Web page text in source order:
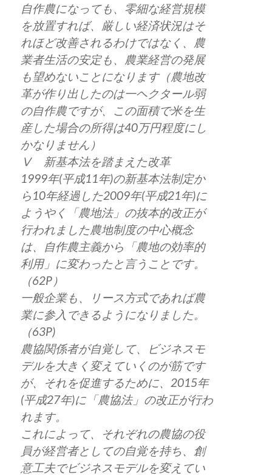
自作農になっても、零細な経営規模
を放置すれば、厳しい経済状況はそ
れほど改善されるわけではなく、農
業者生活の安定も、農業経営の発展
も望めないことになります（農地改
革が作り出したのは一ヘクタール弱
の自作農ですが、この面積で米を生
産した場合の所得は40万円程度にし
かなりません）
Ⅴ 新基本法を踏まえた改革
1999年(平成11年)の新基本法制定か
ら10年経過した2009年(平成21年)に
ようやく「農地法」の抜本的改正が
行われました農地制度の中心概念
は、自作農主義から「農地の効率的
利用」に変わったと言うことです。
（62P）
一般企業も、リース方式であれば農
業に参入できるようになりました。
（63P)
農協関係者が自覚して、ビジネスモ
デルを大きく変えていくのが筋です
が、それを促進するために、2015年
(平成27年)に「農協法」の改正が行わ
れます。
これによって、それぞれの農協の役
員が経営者としての自覚を持ち、創
意工夫でビジネスモデルを変えてい